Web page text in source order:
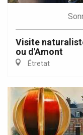
Visite
ou d'Amont
Étretat